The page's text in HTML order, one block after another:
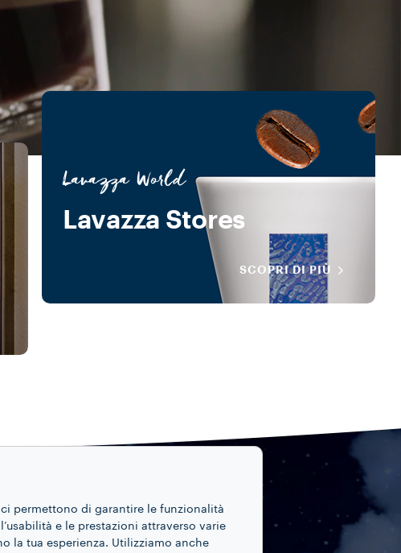
Lavazza World
Lavazza Stores
SCOPRI DI PIÙ
permettono di garantire le funzionalità
e le prestazioni attraverso varie
la tua esperienza. Utilizziamo anche